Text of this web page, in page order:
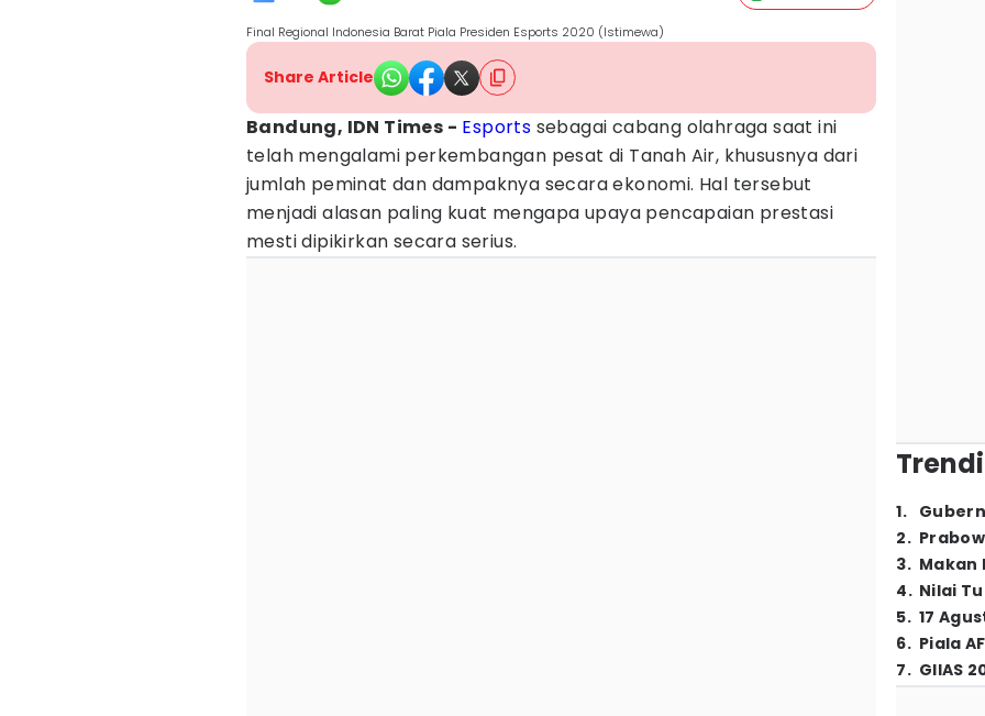
Final Regional Indonesia Barat Piala Presiden Esports 2020 (Istimewa)
Share Article
Bandung, IDN Times - Esports sebagai cabang olahraga saat ini
telah mengalami perkembangan pesat di Tanah Air, khususnya dari
jumlah peminat dan dampaknya secara ekonomi. Hal tersebut
menjadi alasan paling kuat mengapa upaya pencapaian prestasi
mesti dipikirkan secara serius.
1.
2.
3. Makan
4. Nilai
5. 17
6. Piala
7. GIIAS